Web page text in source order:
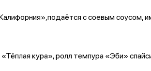
с соевым соусом,
кура», ролл темпура «Эби»